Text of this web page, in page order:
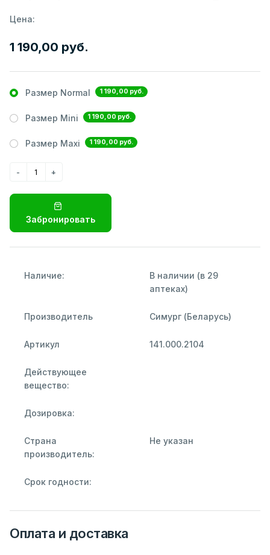
Цена:
1 190,00 руб.
Размер Normal 1 190,00 руб.
Размер Mini 1 190,00 руб.
Размер Maxi 1 190,00 руб.
Забронировать
Наличие:
В наличии (в 29
аптеках)
Производитель Симург (Беларусь)
Артикул 141.000.2104
Действующее
вещество:
Дозировка:
Страна
производитель:
Не указан
Срок годности:
Оплата и доставка